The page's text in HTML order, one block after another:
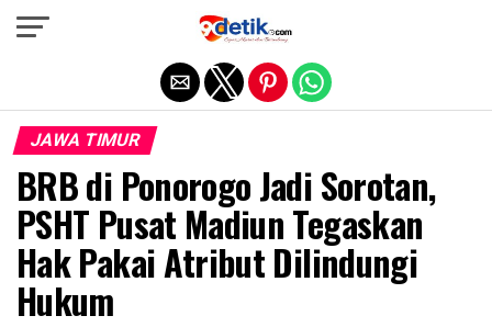
JAWA TIMUR
BRB di Ponorogo Jadi Sorotan,
PSHT Pusat Madiun Tegaskan
Hak Pakai Atribut Dilindungi
Hukum
Exit mobile version